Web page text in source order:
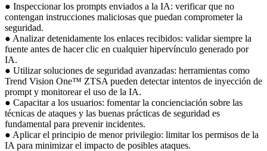
● Inspeccionar los prompts enviados a la IA: verificar que no
contengan instrucciones maliciosas que puedan comprometer la
seguridad.
● Analizar detenidamente los enlaces recibidos: validar siempre la
fuente antes de hacer clic en cualquier hipervínculo generado por
IA.
● Utilizar soluciones de seguridad avanzadas: herramientas como
Trend Vision One™ ZTSA pueden detectar intentos de inyección de
prompt y monitorear el uso de la IA.
● Capacitar a los usuarios: fomentar la concienciación sobre las
técnicas de ataques y las buenas prácticas de seguridad es
fundamental para prevenir incidentes.
● Aplicar el principio de menor privilegio: limitar los permisos de la
IA para minimizar el impacto de posibles ataques.